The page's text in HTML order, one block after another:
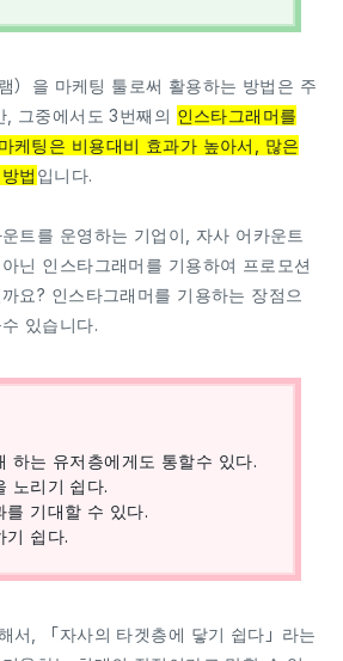
）을 마케팅 툴로써 활용하는 방법은 주
, 그중에서도 3번째의 인스타그래머를
케팅은 비용대비 효과가 높아서, 많은
법 입니다.
트를 운영하는 기업이, 자사 어카운트
닌 인스타그래머를 기용하여 프로모션
요? 인스타그래머를 기용하는 장점으
있습니다.
하는 유저층에게도 통할수 있다.
노리기 쉽다.
를 기대할 수 있다.
기 쉽다.
서, 「자사의 타겟층에 닿기 쉽다」라는